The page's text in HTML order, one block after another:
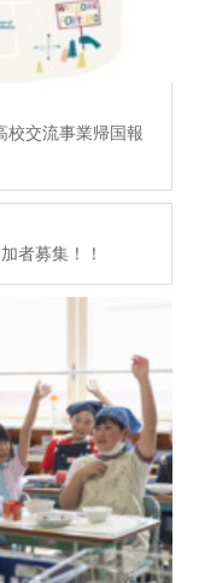
交流事業帰国報
者募集！！